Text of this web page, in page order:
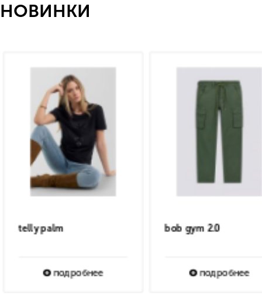
НОВИНКИ
duke chino short
подробнее
IRIN COLORFULL